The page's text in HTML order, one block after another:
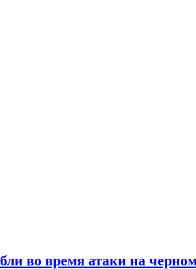
во время атаки на